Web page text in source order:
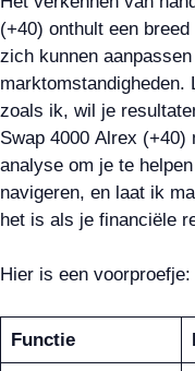
(+40) onthult een
zich kunnen
zoals ik, wil je
Swap 4000 Alrex
analyse om je te
navigeren, en laat ik
het is als je financiële
Hier is een voorproefje:
Functie